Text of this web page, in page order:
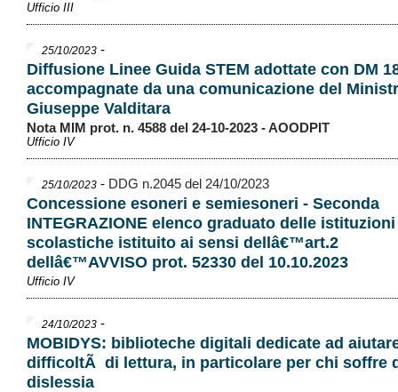
Ufficio III
25/10/2023 -
Diffusione Linee Guida STEM adottate con DM
accompagnate da una comunicazione del
Giuseppe Valditara
Nota MIM prot. n. 4588 del 24-10-2023 - AOODPIT
Ufficio IV
25/10/2023 - DDG n.2045 del 24/10/2023
Concessione esoneri e semiesoneri - Seconda
INTEGRAZIONE elenco graduato delle istituzioni
scolastiche istituito ai sensi dellâ€™art.2
dellâ€™AVVISO prot. 52330 del 10.10.2023
Ufficio IV
24/10/2023 -
MOBIDYS: biblioteche digitali dedicate ad
difficoltÃ di lettura, in particolare per chi soffre
dislessia